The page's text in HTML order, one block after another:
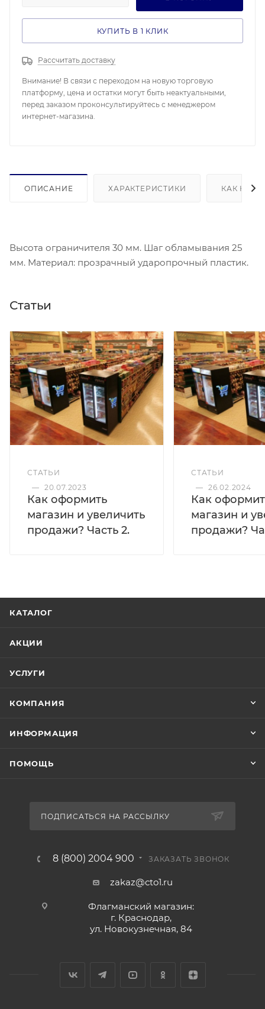
КУПИТЬ В 1 КЛИК
Рассчитать доставку
Внимание! В связи с переходом на новую торговую
платформу, цена и остатки могут быть неактуальными,
перед заказом проконсультируйтесь с менеджером
интернет-магазина.
ОПИСАНИЕ ХАРАКТЕРИСТИКИ КАК
Высота ограничителя 30 мм. Шаг обламывания 25
мм. Материал: прозрачный ударопрочный пластик.
Статьи
СТАТЬИ
— 20.07.2023
Как оформить
магазин и увеличить
продажи? Часть 2.
СТАТЬИ
— 26.02.2024
Как
магазин и
продажи?
КАТАЛОГ
АКЦИИ
УСЛУГИ
КОМПАНИЯ
ИНФОРМАЦИЯ
ПОМОЩЬ
ПОДПИСАТЬСЯ НА РАССЫЛКУ
8 (800) 2004 900 ЗАКАЗАТЬ ЗВОНОК
zakaz@cto1.ru
Флагманский магазин:
г. Краснодар,
ул. Новокузнечная, 84